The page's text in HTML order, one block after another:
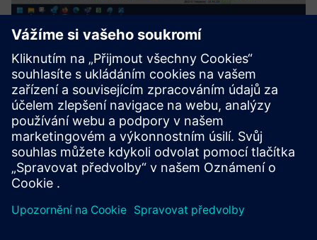
Process Automation Suite
Process Automation Suite pokrývá všechny potřeby při
nastavování a sledování obchodních procesů. Spravuje celé
životní cykly aktiva/zařízení (plánování, nasazení, údržba).
Usadí se v aplikačním ekosystému a bude řídit obchodní
pro...
Další informace